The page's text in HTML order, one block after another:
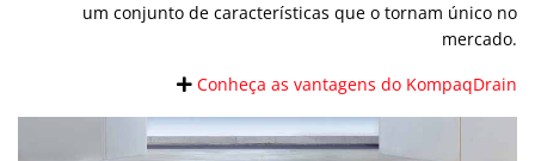
um conjunto de características que o tornam único no
mercado.
Conheça as vantagens do KompaqDrain